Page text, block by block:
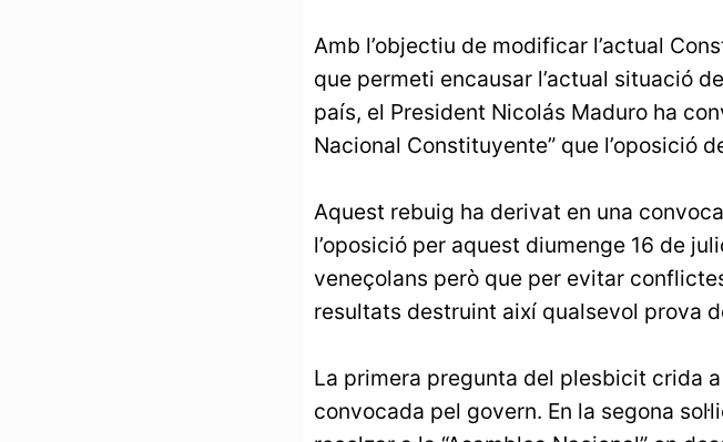
Amb l’objectiu de modificar l’actual
que permeti encausar l’actual situació
país, el President Nicolás Maduro ha
Nacional Constituyente” que l’oposició
Aquest rebuig ha derivat en una
l’oposició per aquest diumenge 16 de
veneçolans però que per evitar
resultats destruint així qualsevol prova
La primera pregunta del plesbicit crida
convocada pel govern. En la segona